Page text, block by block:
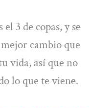
3 de copas, y se
cambio que
vida, así que no
lo que te viene.